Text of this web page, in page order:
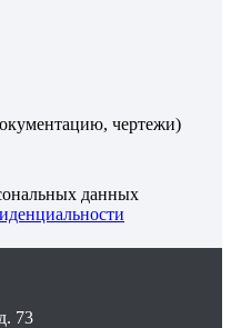
чертежи)
данных
73